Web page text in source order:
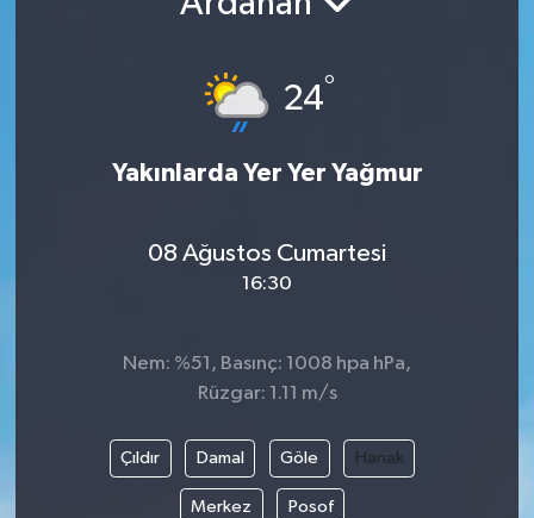
24°
Yakınlarda Yer Yer Yağmur
08 Ağustos Cumartesi
16:30
Nem: %51, Basınç: 1008 hpa hPa,
Rüzgar: 1.11 m/s
Çıldır Damal Göle Hanak
Merkez Posof